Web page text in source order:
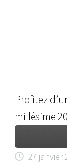
Profitez
millésime
27 janvier